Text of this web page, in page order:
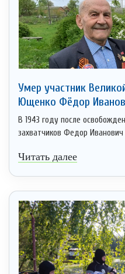
Умер участник
Ющенко Фёдор
В 1943 году после
захватчиков Федор
Читать далее